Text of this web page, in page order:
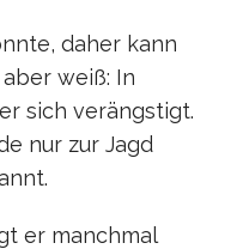
daher kann
weiß: In
sich verängstigt.
nur zur Jagd
er manchmal